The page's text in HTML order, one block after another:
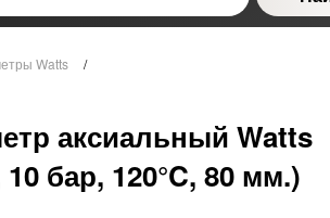
Watts /
аксиальный Watts
бар, 120°C, 80 мм.)